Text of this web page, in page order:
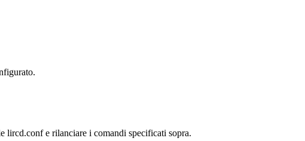
lircd.conf e rilanciare i comandi specificati sopra.